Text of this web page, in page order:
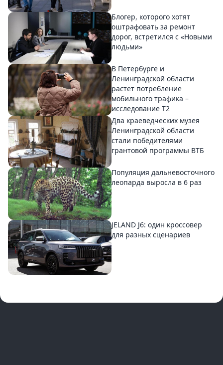
Блогер, которого хотят
оштрафовать за ремонт
дорог, встретился с «Новыми
людьми»
В Петербурге и
Ленинградской области
растет потребление
мобильного трафика –
исследование T2
Два краеведческих музея
Ленинградской области
стали победителями
грантовой программы ВТБ
Популяция дальневосточного
леопарда выросла в 6 раз
JELAND J6: один кроссовер
для разных сценариев